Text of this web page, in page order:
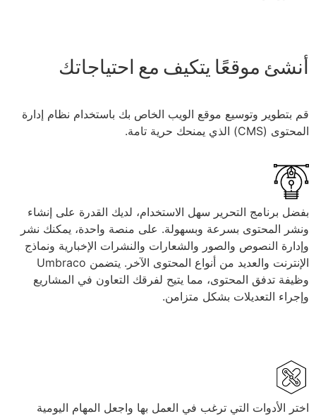
أنشئ موقعًا يتكيف مع احتياجاتك
قم بتطوير وتوسيع موقع الويب الخاص بك باستخدام نظام إدارة
المحتوى (CMS) الذي يمنحك حرية تامة.
بفضل برنامج التحرير سهل الاستخدام، لديك القدرة على إنشاء
ونشر المحتوى بسرعة وبسهولة. على منصة واحدة، يمكنك نشر
وإدارة النصوص والصور والشعارات والنشرات الإخبارية ونماذج
الإنترنت والعديد من أنواع المحتوى الآخر. يتضمن Umbraco
وظيفة تدفق المحتوى، مما يتيح لفرقك التعاون في المشاريع
وإجراء التعديلات بشكل متزامن.
اختر الأدوات التي ترغب في العمل بها واجعل المهام اليومية